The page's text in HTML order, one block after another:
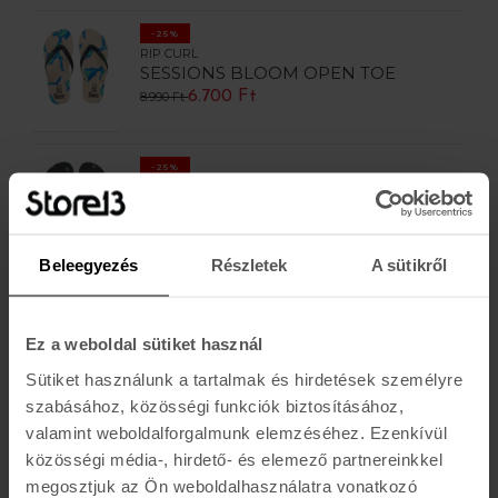
Beleegyezés Részletek A sütikről
Ez a weboldal sütiket használ
Sütiket használunk a tartalmak és hirdetések személyre
szabásához, közösségi funkciók biztosításához,
valamint weboldalforgalmunk elemzéséhez. Ezenkívül
közösségi média-, hirdető- és elemező partnereinkkel
megosztjuk az Ön weboldalhasználatra vonatkozó
-25%
RIP CURL
SESSIONS BLOOM OPEN TOE
8.990 Ft6.700 Ft
-25%
SESSIONS BLOOM OPEN TOE
-25%
SANDY BLOOM OPEN TOE
-25%
RIP CURL
FREEDOM PLUSH BLOOM OPEN